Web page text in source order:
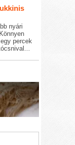
nyári
percek